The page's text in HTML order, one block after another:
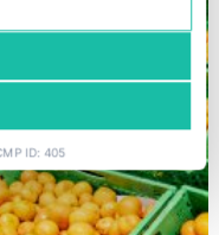
ID: 405